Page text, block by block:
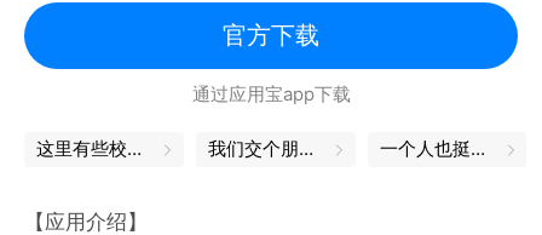
官方下载
通过应用宝app下载
这里有些校园秘笈，偷偷收下吧 我们交个朋友吧 一个人也挺好的呀
【应用介绍】